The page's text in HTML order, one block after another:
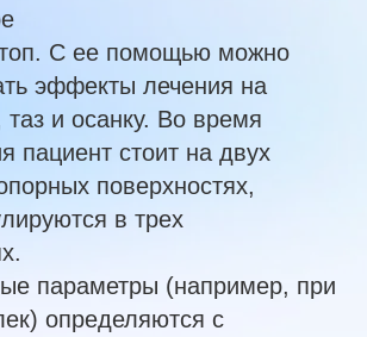
С ее помощью можно
эффекты лечения на
таз и осанку. Во время
пациент стоит на двух
поверхностях,
в трех
параметры (например, при
определяются с